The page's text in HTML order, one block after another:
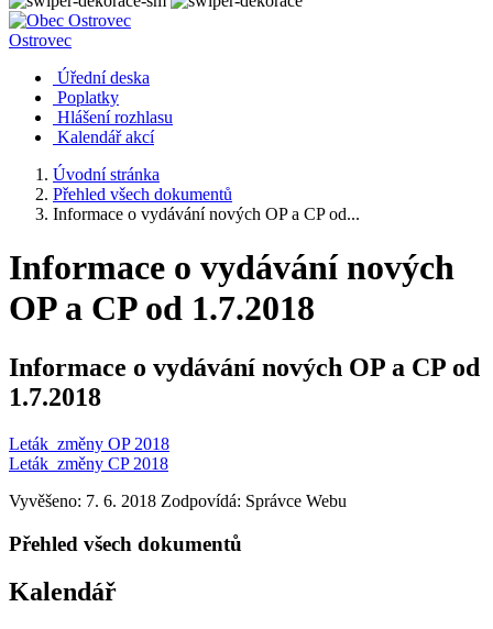
Ostrovec
Úřední deska
Poplatky
Hlášení rozhlasu
Kalendář akcí
Úvodní stránka
Přehled všech dokumentů
Informace o vydávání nových OP a CP od...
Informace o vydávání nových
OP a CP od 1.7.2018
Informace o vydávání nových OP a CP od
1.7.2018
Leták_změny OP 2018
Leták_změny CP 2018
Vyvěšeno: 7. 6. 2018 Zodpovídá: Správce Webu
Přehled všech dokumentů
Kalendář